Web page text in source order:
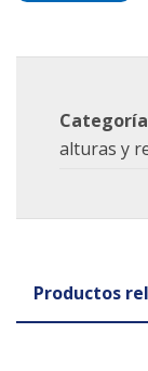
Categoría
alturas y
Productos